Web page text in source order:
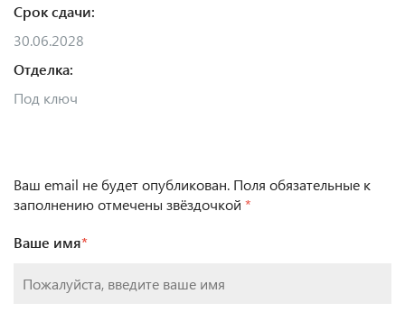
Срок сдачи:
30.06.2028
Отделка:
Под ключ
Ваш email не будет опубликован. Поля обязательные к
заполнению отмечены звёздочкой *
Ваше имя*